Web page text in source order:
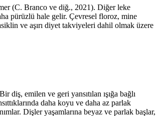
(C. Branco ve diğ., 2021). Diğer leke
pürüzlü hale gelir. Çevresel floroz, mine
ve aşırı diyet takviyeleri dahil olmak üzere
diş, emilen ve geri yansıtılan ışığa bağlı
daha koyu ve daha az parlak
Dişler yaşamlarına beyaz ve parlak başlar,